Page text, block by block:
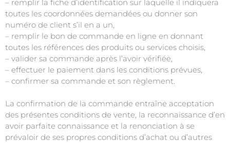
– remplir la fiche d’identification sur laquelle il indiquera
toutes les coordonnées demandées ou donner son
numéro de client s’il en a un,
– remplir le bon de commande en ligne en donnant
toutes les références des produits ou services choisis,
– valider sa commande après l’avoir vérifiée,
– effectuer le paiement dans les conditions prévues,
– confirmer sa commande et son règlement.
La confirmation de la commande entraîne acceptation
des présentes conditions de vente, la reconnaissance d’en
avoir parfaite connaissance et la renonciation à se
prévaloir de ses propres conditions d’achat ou d’autres